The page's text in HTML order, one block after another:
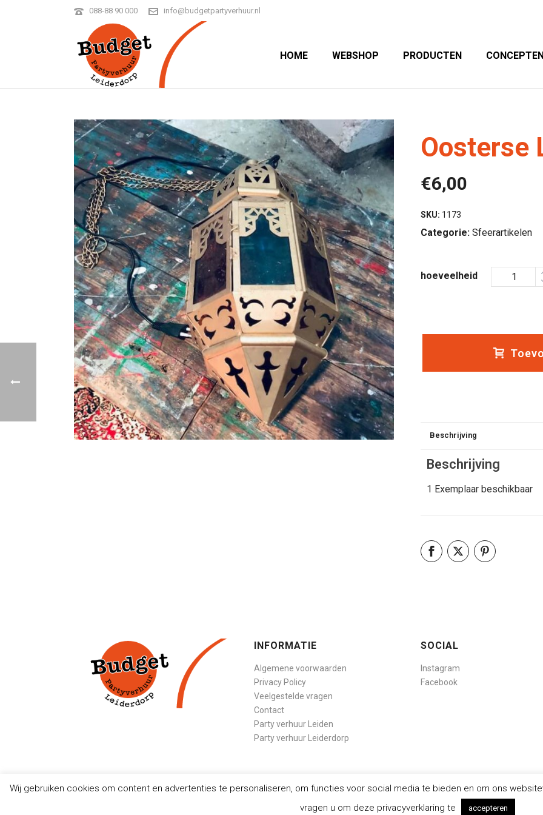
088-88 90 000 info@budgetpartyverhuur.nl
HOME WEBSHOP PRODUCTEN
Oosterse
€6,00
SKU: 1173
Categorie: Sfeerartikelen
hoeveelheid
Beschrijving
Beschrijving
1 Exemplaar beschikbaar
INFORMATIE
Algemene voorwaarden
Privacy Policy
Veelgestelde vragen
Contact
Party verhuur Leiden
Party verhuur Leiderdorp
SOCIAL
Instagram
Facebook
PageBoss Marketing
Wij gebruiken cookies om content en advertenties te personaliseren, om functies voor social media te bieden en om ons
vragen u om deze privacyverklaring te
accepteren